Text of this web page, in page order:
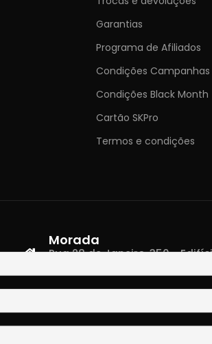
Garantias
Programa de Afiliados
Condições Campanhas
Condições Black Month
Cartão SKPro
Termos e condições
Morada
Rua 28 de Janeiro, 350 -